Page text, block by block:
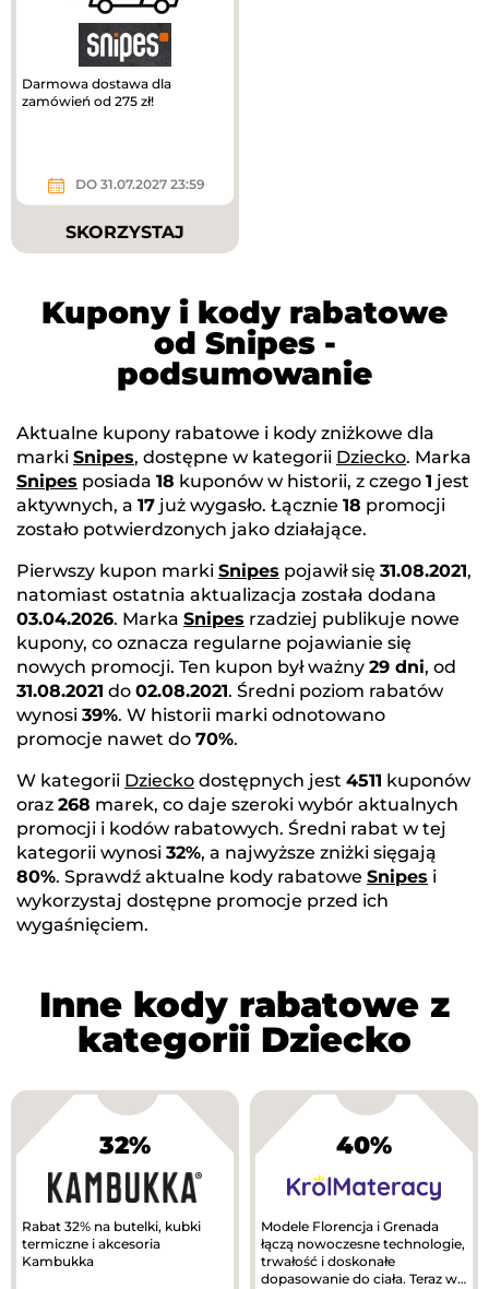
Darmowa dostawa dla
zamówień od 275 zł!
DO 31.07.2027 23:59
SKORZYSTAJ
Kupony i kody rabatowe
od Snipes -
podsumowanie
Aktualne kupony rabatowe i kody zniżkowe dla
marki Snipes, dostępne w kategorii Dziecko. Marka
Snipes posiada 18 kuponów w historii, z czego 1 jest
aktywnych, a 17 już wygasło. Łącznie 18 promocji
zostało potwierdzonych jako działające.
Pierwszy kupon marki Snipes pojawił się 31.08.2021,
natomiast ostatnia aktualizacja została dodana
03.04.2026. Marka Snipes rzadziej publikuje nowe
kupony, co oznacza regularne pojawianie się
nowych promocji. Ten kupon był ważny 29 dni, od
31.08.2021 do 02.08.2021. Średni poziom rabatów
wynosi 39%. W historii marki odnotowano
promocje nawet do 70%.
W kategorii Dziecko dostępnych jest 4511 kuponów
oraz 268 marek, co daje szeroki wybór aktualnych
promocji i kodów rabatowych. Średni rabat w tej
kategorii wynosi 32%, a najwyższe zniżki sięgają
80%. Sprawdź aktualne kody rabatowe Snipes i
wykorzystaj dostępne promocje przed ich
wygaśnięciem.
Inne kody rabatowe z
kategorii Dziecko
32%
Rabat 32% na butelki, kubki
termiczne i akcesoria
Kambukka
40%
Modele Florencja i Grenada
łączą nowoczesne technologie,
trwałość i doskonałe
dopasowanie do ciała. Teraz w